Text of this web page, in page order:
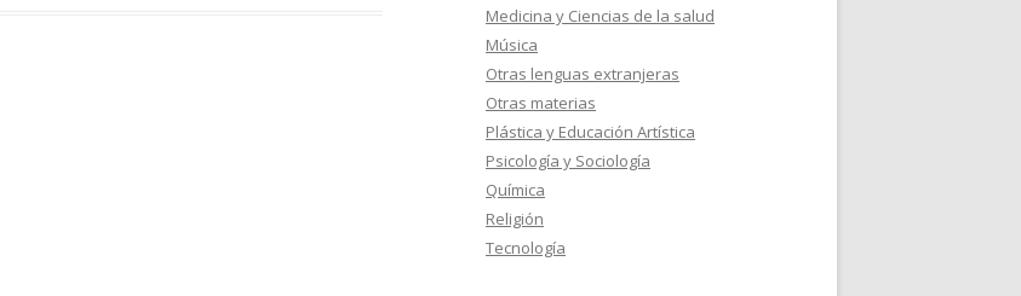
Medicina y Ciencias de la salud
Música
Otras lenguas extranjeras
Otras materias
Plástica y Educación Artística
Psicología y Sociología
Química
Religión
Tecnología